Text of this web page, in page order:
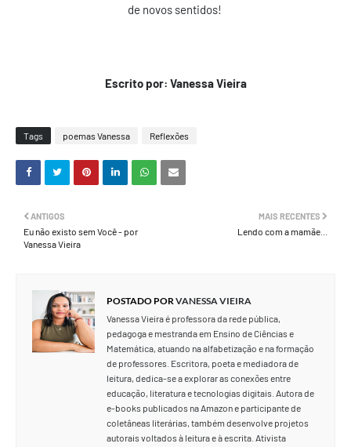
de novos sentidos!
Escrito por: Vanessa Vieira
Tags poemas Vanessa Reflexões
MAIS RECENTES
Lendo com a mamãe...
ANTIGOS
Eu não existo sem Você - por
Vanessa Vieira
POSTADO PORVANESSA VIEIRA
Vanessa Vieira é professora da rede pública,
pedagoga e mestranda em Ensino de Ciências e
Matemática, atuando na alfabetização e na formação
de professores. Escritora, poeta e mediadora de
leitura, dedica-se a explorar as conexões entre
educação, literatura e tecnologias digitais. Autora de
e-books publicados na Amazon e participante de
coletâneas literárias, também desenvolve projetos
autorais voltados à leitura e à escrita. Ativista